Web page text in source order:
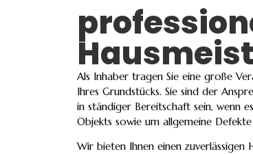
Als Inhaber tragen Sie eine große
Ihres Grundstücks. Sie sind der
in ständiger Bereitschaft sein, wenn
Objekts sowie um allgemeine
Wir bieten Ihnen einen zuverlässigen